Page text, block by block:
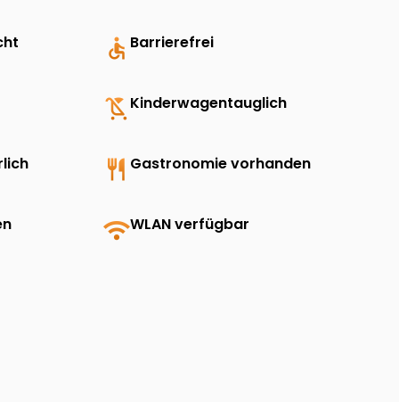
accessible Barrierefrei
child_friendly Kinderwagentauglich
restaurant Gastronomie vorhanden
wifiWLAN verfügbar